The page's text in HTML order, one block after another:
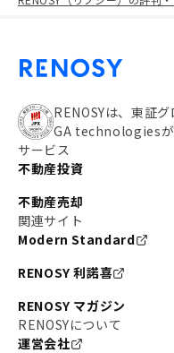
RENOSYは、東証
GA technologiesが
サービス
不動産投資
不動産売却
関連サイト
Modern Standard
RENOSY 利諾喜
RENOSY マガジン
RENOSYについて
運営会社